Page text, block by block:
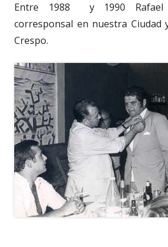
Entre 1988
y 1990
corresponsal en nuestra Ciudad
Crespo.